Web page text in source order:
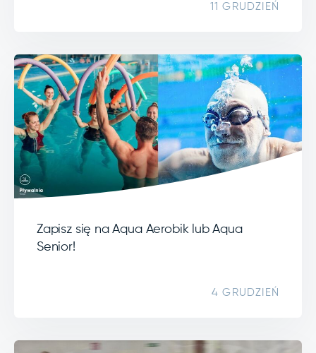
11 GRUDZIEŃ
Zapisz się na Aqua Aerobik lub Aqua
Senior!
4 GRUDZIEŃ